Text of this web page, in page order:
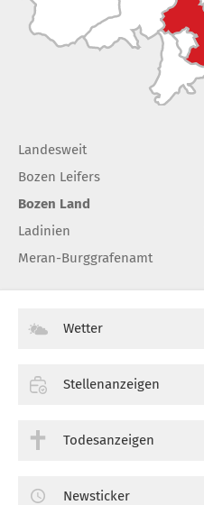
Landesweit
Bozen Leifers
Bozen Land
Ladinien
Meran-Burggrafenamt
Wetter
Stellenanzeigen
Todesanzeigen
Newsticker